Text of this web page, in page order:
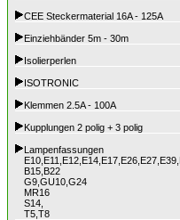
CEE Steckermaterial 16A - 125A
Einziehbänder 5m - 30m
Isolierperlen
ISOTRONIC
Klemmen 2.5A - 100A
Kupplungen 2 polig + 3 polig
Lampenfassungen
B15,B22
G9,GU10,G24
MR16
S14,
T5,T8